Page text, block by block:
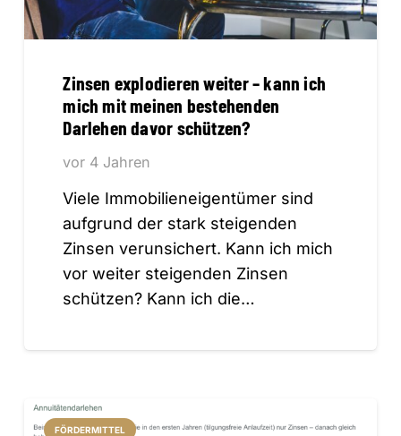
Zinsen explodieren weiter – kann ich
mich mit meinen bestehenden
Darlehen davor schützen?
vor 4 Jahren
Viele Immobilieneigentümer sind
aufgrund der stark steigenden
Zinsen verunsichert. Kann ich mich
vor weiter steigenden Zinsen
schützen? Kann ich die…
FÖRDERMITTEL